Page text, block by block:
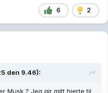
6 2
den 9.46):
Musk ? Jeg gir mitt hjerte til